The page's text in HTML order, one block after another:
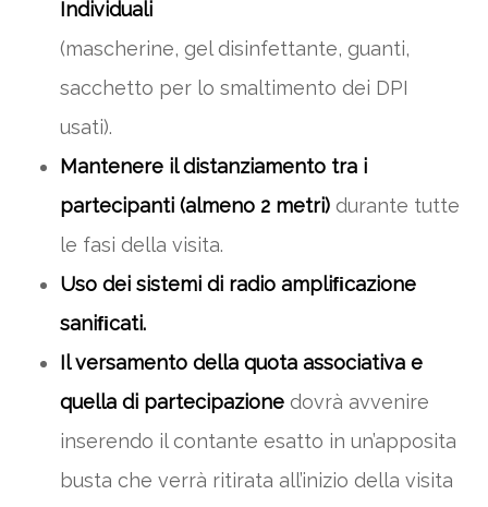
Individuali
(mascherine, gel disinfettante, guanti,
sacchetto per lo smaltimento dei DPI
usati).
Mantenere il distanziamento tra i
partecipanti (almeno 2 metri) durante tutte
le fasi della visita.
Uso dei sistemi di radio ampliﬁcazione
saniﬁcati.
Il versamento della quota associativa e
quella di partecipazione dovrà avvenire
inserendo il contante esatto in un’apposita
busta che verrà ritirata all’inizio della visita